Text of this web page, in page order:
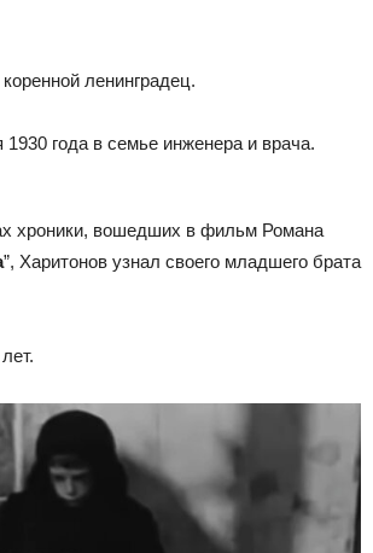
ленинградец.
года в семье инженера и врача.
хроники, вошедших в фильм Романа
”, Харитонов узнал своего младшего брата